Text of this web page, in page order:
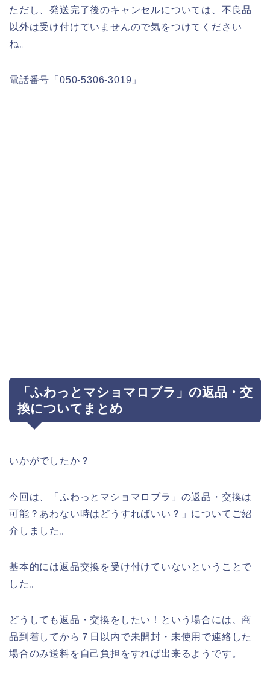
ただし、発送完了後のキャンセルについては、不良品
以外は受け付けていませんので気をつけてください
ね。
電話番号「050-5306-3019」
「ふわっとマショマロブラ」の返品・交
換についてまとめ
いかがでしたか？
今回は、「ふわっとマショマロブラ」の返品・交換は
可能？あわない時はどうすればいい？」についてご紹
介しました。
基本的には返品交換を受け付けていないということで
した。
どうしても返品・交換をしたい！という場合には、商
品到着してから７日以内で未開封・未使用で連絡した
場合のみ送料を自己負担をすれば出来るようです。